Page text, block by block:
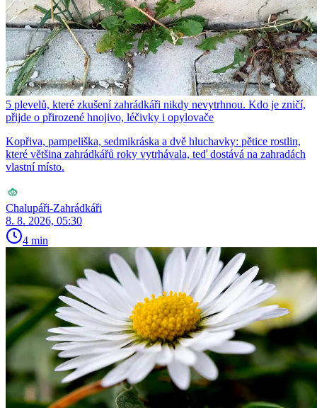
5 plevelů, které zkušení zahrádkáři nikdy nevytrhnou. Kdo je zničí,
přijde o přirozené hnojivo, léčivky i opylovače
Kopřiva, pampeliška, sedmikráska a dvě hluchavky: pětice rostlin,
které většina zahrádkářů roky vytrhávala, teď dostává na zahradách
vlastní místo.
Chalupáři-Zahrádkáři
8. 8. 2026, 05:30
4 min